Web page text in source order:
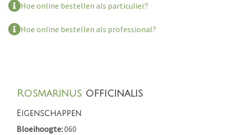
Hoe online bestellen als particulier?
Hoe online bestellen als professional?
Rosmarinus officinalis
Eigenschappen
Bloeihoogte 060